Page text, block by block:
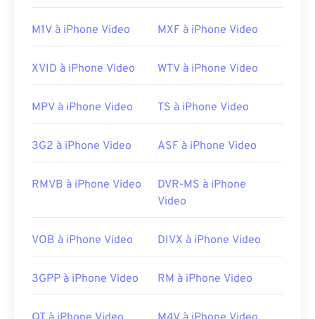
l'utilisation d'un logiciel tiers, par exemple lorsqu'il
téléchargez un décodeur vidéo MPEG-2 (pack
Liens utiles:
https://en.wikipedia.org/wiki/
M1V à iPhone Video MXF à iPhone Video
XVID à iPhone Video WTV à iPhone Video
MPV à iPhone Video TS à iPhone Video
3G2 à iPhone Video ASF à iPhone Video
RMVB à iPhone Video
DVR-MS à iPhone
Video
VOB à iPhone Video DIVX à iPhone Video
3GPP à iPhone Video RM à iPhone Video